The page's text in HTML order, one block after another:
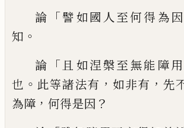
論 「譬如國人至何得為因
知 。
論 「 且如涅槃至無能障用
也 。 此等諸法有 ， 如非有 ， 先
為障 ， 何得是因 ？